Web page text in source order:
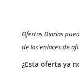
Ofertas Diarias
de los enlaces de
¿Esta oferta ya